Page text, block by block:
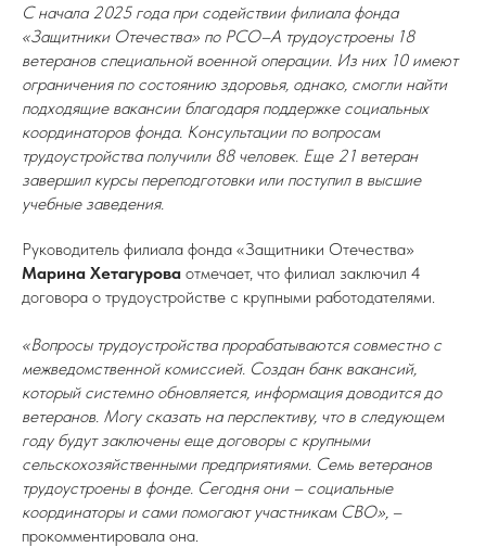
С начала 2025 года при содействии филиала фонда
«Защитники Отечества» по РСО–А трудоустроены 18
ветеранов специальной военной операции. Из них 10 имеют
ограничения по состоянию здоровья, однако, смогли найти
подходящие вакансии благодаря поддержке социальных
координаторов фонда. Консультации по вопросам
трудоустройства получили 88 человек. Еще 21 ветеран
завершил курсы переподготовки или поступил в высшие
учебные заведения.
Руководитель филиала фонда «Защитники Отечества»
Марина Хетагурова отмечает, что филиал заключил 4
договора о трудоустройстве с крупными работодателями.
«Вопросы трудоустройства прорабатываются совместно с
межведомственной комиссией. Создан банк вакансий,
который системно обновляется, информация доводится до
ветеранов. Могу сказать на перспективу, что в следующем
году будут заключены еще договоры с крупными
сельскохозяйственными предприятиями. Семь ветеранов
трудоустроены в фонде. Сегодня они – социальные
координаторы и сами помогают участникам СВО», –
прокомментировала она.